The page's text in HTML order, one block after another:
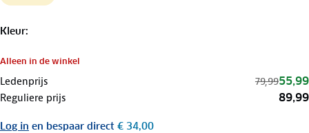
Kleur:
Alleen in de winkel
Ledenprijs 79,9955,99
Reguliere prijs 89,99
Log in en bespaar direct € 34,00